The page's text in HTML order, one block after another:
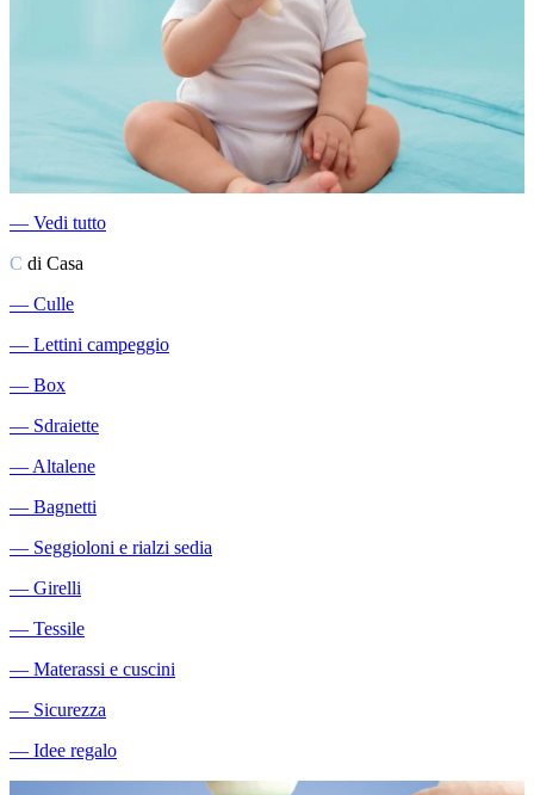
― Vedi tutto
C di Casa
― Culle
― Lettini campeggio
― Box
― Sdraiette
―Altalene
― Bagnetti
― Seggioloni e rialzi sedia
― Girelli
― Tessile
― Materassi e cuscini
― Sicurezza
― Idee regalo